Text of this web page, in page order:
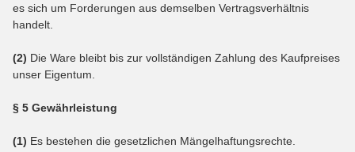
es sich um Forderungen aus demselben Vertragsverhältnis
handelt.
(2) Die Ware bleibt bis zur vollständigen Zahlung des Kaufpreises
unser Eigentum.
§ 5 Gewährleistung
(1) Es bestehen die gesetzlichen Mängelhaftungsrechte.